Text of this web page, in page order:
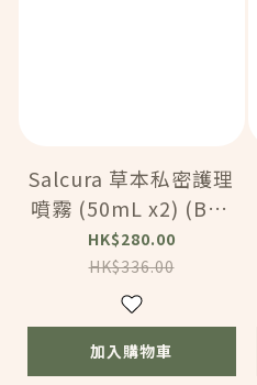
Salcura 草本私密護理
噴霧 (50mL x2) (BC1
47HK2)
HK$280.00
HK$336.00
加入購物車